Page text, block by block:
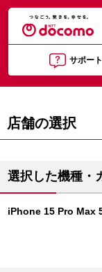
サポート
店舗の選択
選択した機種・
iPhone 15 Pro Max